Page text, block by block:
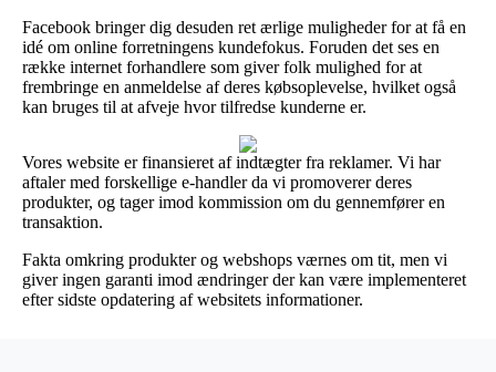
Facebook bringer dig desuden ret ærlige muligheder for at få en
idé om online forretningens kundefokus. Foruden det ses en
række internet forhandlere som giver folk mulighed for at
frembringe en anmeldelse af deres købsoplevelse, hvilket også
kan bruges til at afveje hvor tilfredse kunderne er.
Vores website er finansieret af indtægter fra reklamer. Vi har
aftaler med forskellige e-handler da vi promoverer deres
produkter, og tager imod kommission om du gennemfører en
transaktion.
Fakta omkring produkter og webshops værnes om tit, men vi
giver ingen garanti imod ændringer der kan være implementeret
efter sidste opdatering af websitets informationer.